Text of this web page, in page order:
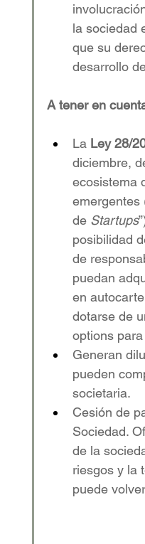
la sociedad
que su
desarrollo
A tener en
La Ley 28/
diciembre,
ecosistema
emergentes
de Startups
posibilidad
de
puedan
en
dotarse de
options
Generan
pueden
societaria.
Cesión de
Sociedad.
de la
riesgos y la
puede